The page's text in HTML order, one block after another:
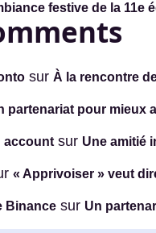
festive de la
sur À la rencontre
partenariat pour mieux
accountsur Une amitié
« Apprivoiser » veut
Binance sur Un